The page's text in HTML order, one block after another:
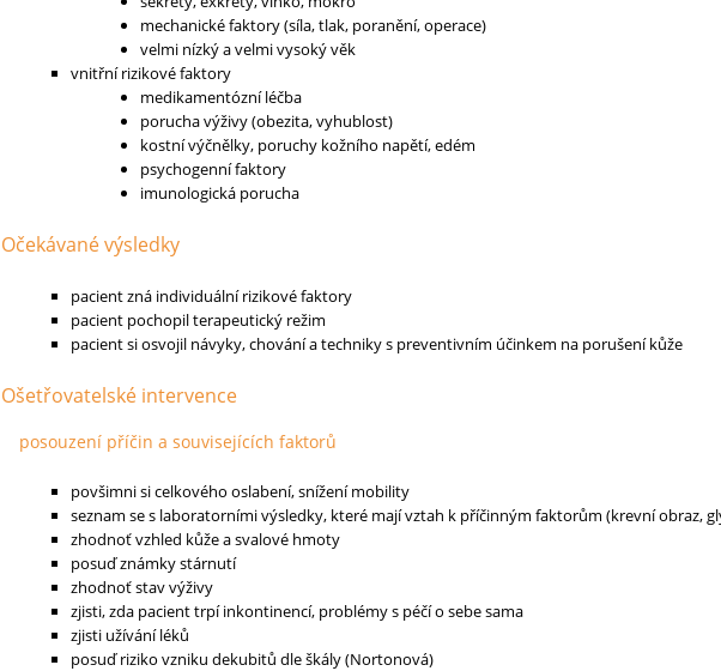
mechanické faktory (síla, tlak, poranění, operace)
velmi nízký a velmi vysoký věk
vnitřní rizikové faktory
medikamentózní léčba
porucha výživy (obezita, vyhublost)
kostní výčnělky, poruchy kožního napětí, edém
psychogenní faktory
imunologická porucha
Očekávané výsledky
pacient zná individuální rizikové faktory
pacient pochopil terapeutický režim
pacient si osvojil návyky, chování a techniky s preventivním účinkem na porušení kůže
Ošetřovatelské intervence
posouzení příčin a souvisejících faktorů
povšimni si celkového oslabení, snížení mobility
seznam se s laboratorními výsledky, které mají vztah k příčinným faktorům (krevní obraz,
zhodnoť vzhled kůže a svalové hmoty
posuď známky stárnutí
zhodnoť stav výživy
zjisti, zda pacient trpí inkontinencí, problémy s péčí o sebe sama
zjisti užívání léků
posuď riziko vzniku dekubitů dle škály (Nortonová)